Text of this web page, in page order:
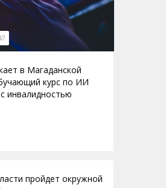
в Магаданской
курс по ИИ
инвалидностью
пройдет окружной